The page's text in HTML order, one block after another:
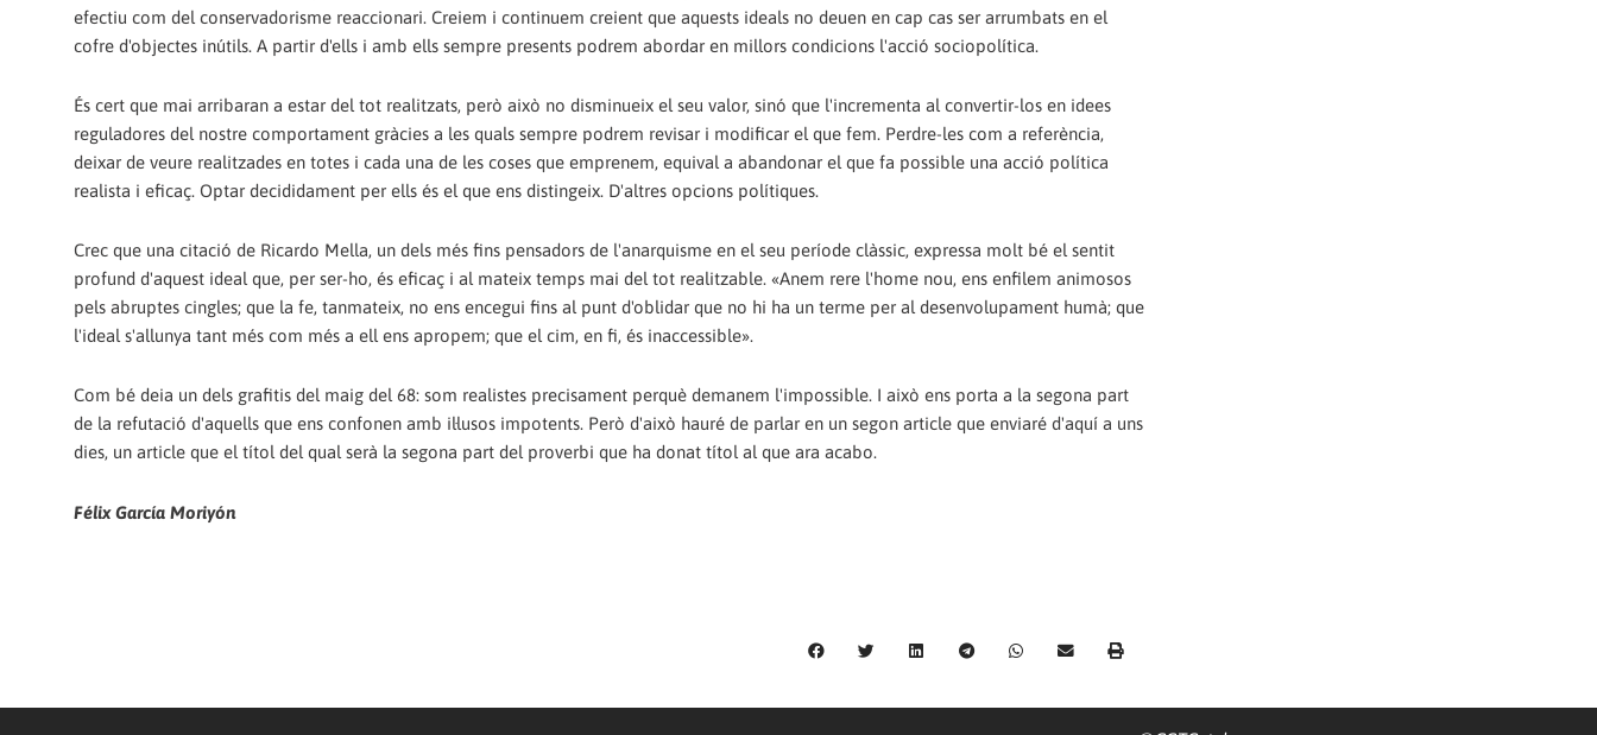
efectiu com del conservadorisme reaccionari. Creiem i continuem creient que aquests ideals no deuen en cap cas ser arrumbats en el
cofre d'objectes inútils. A partir d'ells i amb ells sempre presents podrem abordar en millors condicions l'acció sociopolítica.
És cert que mai arribaran a estar del tot realitzats, però això no disminueix el seu valor, sinó que l'incrementa al convertir-los en idees
reguladores del nostre comportament gràcies a les quals sempre podrem revisar i modificar el que fem. Perdre-les com a referència,
deixar de veure realitzades en totes i cada una de les coses que emprenem, equival a abandonar el que fa possible una acció política
realista i eficaç. Optar decididament per ells és el que ens distingeix. D'altres opcions polítiques.
Crec que una citació de Ricardo Mella, un dels més fins pensadors de l'anarquisme en el seu període clàssic, expressa molt bé el sentit
profund d'aquest ideal que, per ser-ho, és eficaç i al mateix temps mai del tot realitzable. «Anem rere l'home nou, ens enfilem animosos
pels abruptes cingles; que la fe, tanmateix, no ens encegui fins al punt d'oblidar que no hi ha un terme per al desenvolupament humà; que
l'ideal s'allunya tant més com més a ell ens apropem; que el cim, en fi, és inaccessible».
Com bé deia un dels grafitis del maig del 68: som realistes precisament perquè demanem l'impossible. I això ens porta a la segona part
de la refutació d'aquells que ens confonen amb il·lusos impotents. Però d'això hauré de parlar en un segon article que enviaré d'aquí a uns
dies, un article que el títol del qual serà la segona part del proverbi que ha donat títol al que ara acabo.
Félix García Moriyón